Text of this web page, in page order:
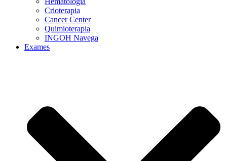
Crioterapia
Cancer Center
Quimioterapia
INGOH Navega
Exames